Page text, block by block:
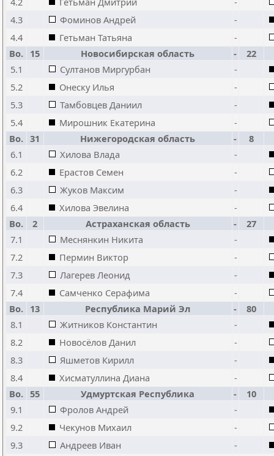
4.3
Фоминов Андрей
-
4.4
Гетьман Татьяна
-
Bo. 15 Новосибирская область -
22
5.1
Султанов Миргурбан
-
5.2
Онеску Илья
-
5.3
Тамбовцев Даниил
-
5.4
Мирошник Екатерина
-
Bo. 31 Нижегородская область -
8
6.1
Хилова Влада
-
6.2
Ерастов Семен
-
6.3
Жуков Максим
-
6.4
Хилова Эвелина
-
Bo.
2 Астраханская область -
27
7.1
Меснянкин Никита
-
7.2
Пермин Виктор
-
7.3
Лагерев Леонид
-
7.4
Самченко Серафима
-
Bo. 13 Республика Марий Эл -
80
8.1
Житников Константин
-
8.2
Новосёлов Данил
-
8.3
Яшметов Кирилл
-
8.4
Хисматуллина Диана
-
Bo. 55 Удмуртская Республика -
10
9.1
Фролов Андрей
-
9.2
Чекунов Михаил
-
9.3
Андреев Иван
-